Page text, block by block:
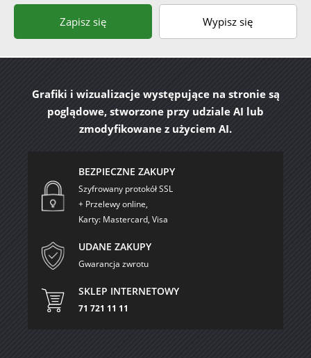
Zapisz się Wypisz się
Grafiki i wizualizacje występujące na stronie są
poglądowe, stworzone przy udziale AI lub
zmodyfikowane z użyciem AI.
BEZPIECZNE ZAKUPY
Szyfrowany protokół SSL
+ Przelewy online,
Karty: Mastercard, Visa
UDANE ZAKUPY
Gwarancja zwrotu
SKLEP INTERNETOWY
71 721 11 11